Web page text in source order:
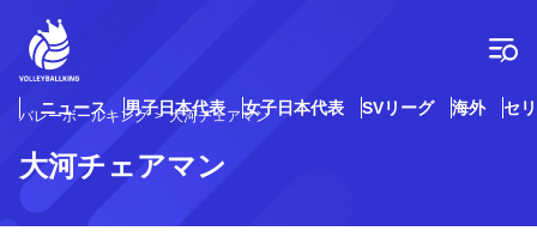
テ
ツ
プ
ニュース 男子日本代表 女子日本代表 SVリーグ 海外 セ
バレーボールキング 大河チェアマン
大河チェアマン